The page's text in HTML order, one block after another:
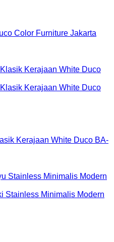
Color Furniture Jakarta
Kerajaan White Duco BA-